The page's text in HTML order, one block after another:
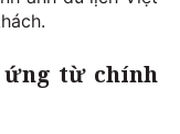
ứng từ chính